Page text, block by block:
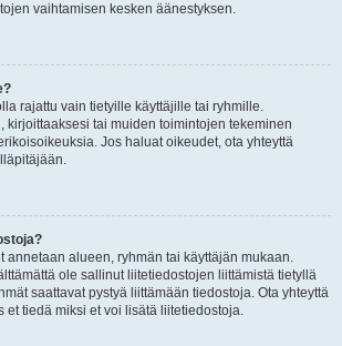
vaihtamisen kesken äänestyksen.
rajattu vain tietyille käyttäjille tai ryhmille.
kirjoittaaksesi tai muiden toimintojen tekeminen
Jos haluat oikeudet, ota yhteyttä
annetaan alueen, ryhmän tai käyttäjän mukaan.
ole sallinut liitetiedostojen liittämistä tietyllä
saattavat pystyä liittämään tiedostoja. Ota yhteyttä
et tiedä miksi et voi lisätä liitetiedostoja.